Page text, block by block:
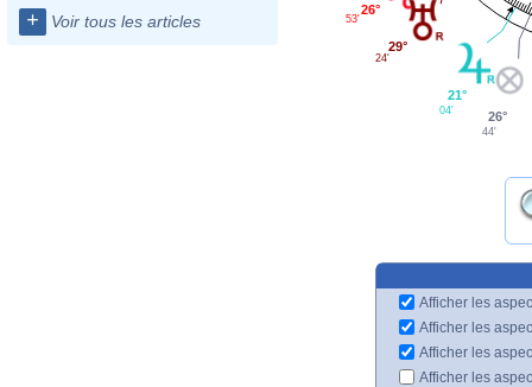
+ Voir tous les articles
26°
53'
29°
24'
21°
04' 26°
44'
Afficher les
Afficher les
Afficher les
Afficher les